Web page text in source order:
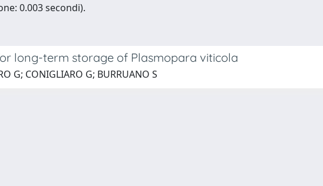
0.003 secondi).
long-term storage of Plasmopara viticola
G; CONIGLIARO G; BURRUANO S